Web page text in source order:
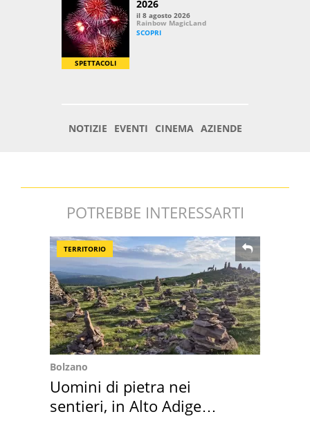
POTREBBE INTERESSARTI
TERRITORIO
Bolzano
Uomini di pietra nei
sentieri, in Alto Adige